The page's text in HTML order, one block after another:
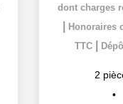
dont charges
Honoraires
TTC
2